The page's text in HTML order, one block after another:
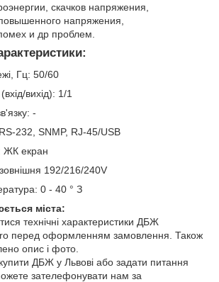
скачков напряжения,
напряжения,
и др проблем.
:
Гц: 50/60
вихід): 1/1
-
232, SNMP, RJ-45/USB
ЖК екран
192/216/240V
0 - 40 ° З
міста:
технічні характеристики ДБЖ
перед оформленням замовлення. Також
опис і фото.
ДБЖ у Львові або задати питання
зателефонувати нам за